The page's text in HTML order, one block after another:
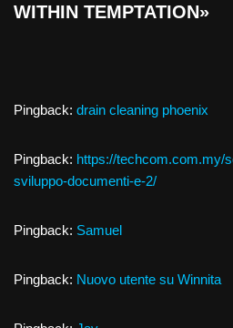
WITHIN TEMPTATION»
Pingback: drain cleaning phoenix
Pingback: https://techcom.com.my/
sviluppo-documenti-e-2/
Pingback: Samuel
Pingback: Nuovo utente su Winnita